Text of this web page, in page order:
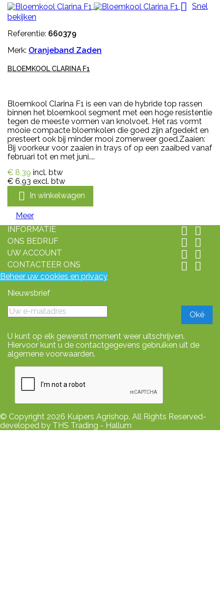

Snel
bekijken
Referentie: 660379
Merk: Oranjeband Zaden
BLOEMKOOL CLARINA F1
Bloemkool Clarina F1 is een van de hybride top rassen
binnen het bloemkool segment met een hoge resistentie
tegen de meeste vormen van knolvoet. Het ras vormt
mooie compacte bloemkolen die goed zijn afgedekt en
presteert ook bij minder mooi zomerweer goed.Zaaien:
Bij voorkeur voor zaaien in trays of op een zaaibed vanaf
februari tot en met juni....
€ 8,39 incl. btw
€ 6,93 excl. btw
 In winkelwagen
Meer
INFORMATIE
 
ONS BEDRIJF  
UW ACCOUNT  
CONTACTEER ONS  
Beheer uw cookies en privacy
Nieuwsbrief
U kunt op elk gewenst moment weer uitschrijven.
Hiervoor kunt u de contactgegevens gebruiken uit de
algemene voorwaarden.
© Copyright 2026 Kuipers Agrishop. All Rights Reserved-
developed by THS Trading - Hallum